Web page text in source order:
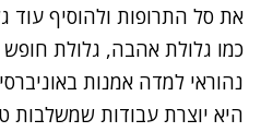
את סל התרופות ולהוסיף עוד
כמו גלולת אהבה, גלולת
נהוראי למדה אמנות
היא יוצרת עבודות שמשלבות